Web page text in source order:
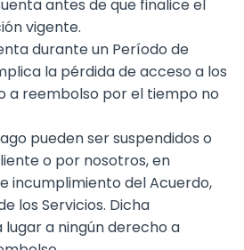
antes de que finalice el
vigente.
durante un Período de
la pérdida de acceso a los
a reembolso por el tiempo no
pueden ser suspendidos o
o por nosotros, en
incumplimiento del Acuerdo,
los Servicios. Dicha
a ningún derecho a